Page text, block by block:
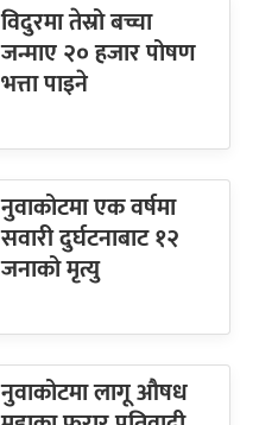
विदुरमा तेस्रो बच्चा
जन्माए २० हजार पोषण
भत्ता पाइने
नुवाकोटमा एक वर्षमा
सवारी दुर्घटनाबाट १२
जनाको मृत्यु
नुवाकोटमा लागू औषध